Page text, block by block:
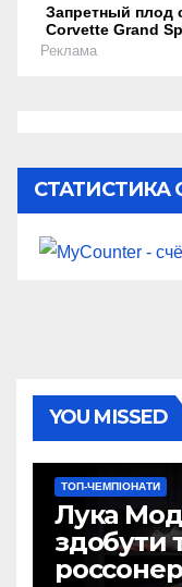
Запретный плод
Corvette Grand
Реклама
СТАТИСТИКА
YOU MISSED
ТОП-ЧЕМПІОНАТИ
Лука
здобути